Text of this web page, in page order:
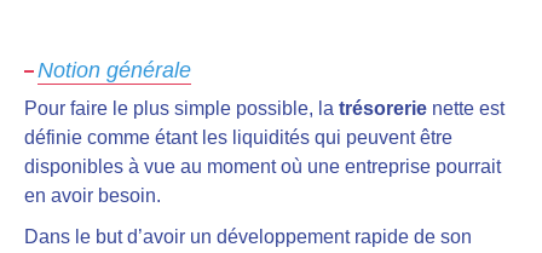
Notion générale
Pour faire le plus simple possible, la trésorerie nette est
définie comme étant les liquidités qui peuvent être
disponibles à vue au moment où une entreprise pourrait
en avoir besoin.
Dans le but d’avoir un développement rapide de son